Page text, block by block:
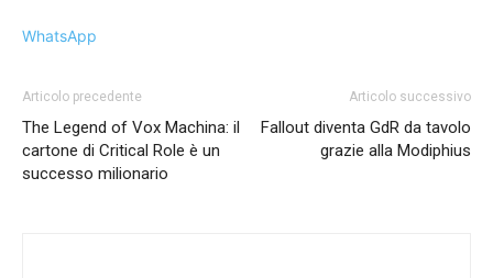
WhatsApp
Articolo precedente
The Legend of Vox Machina: il
cartone di Critical Role è un
successo milionario
Articolo successivo
Fallout diventa GdR da tavolo
grazie alla Modiphius